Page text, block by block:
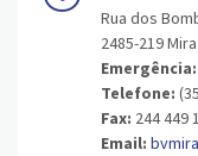
Rua dos
2485-219
Emergência:
Telefone:
Fax: 244 449
Email: